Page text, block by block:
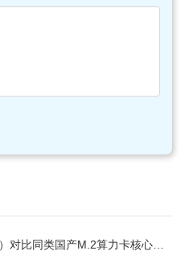
对比同类国产M.2算力卡核心优